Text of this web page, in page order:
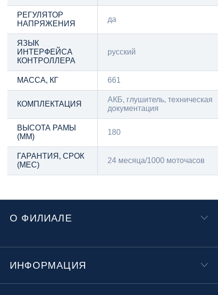
РЕГУЛЯТОР
НАПРЯЖЕНИЯ
да
ЯЗЫК
ИНТЕРФЕЙСА
КОНТРОЛЛЕРА
русский
МАССА, КГ 661
КОМПЛЕКТАЦИЯ
АКБ, глушитель, техническая
документация
ВЫСОТА РАМЫ
(ММ)
180
ГАРАНТИЯ, СРОК
(МЕС)
24 месяца/1000 моточасов
О ФИЛИАЛЕ
ИНФОРМАЦИЯ